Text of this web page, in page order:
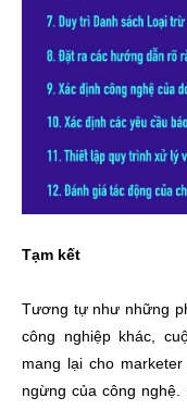
Tạm kết
Tương tự như những
công nghiệp khác,
mang lại cho
ngừng của công